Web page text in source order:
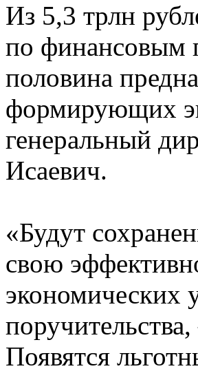
Из 5,3 трлн
по финансовым
половина
формирующих
генеральный
Исаевич.
«Будут
свою
экономических
Появятся